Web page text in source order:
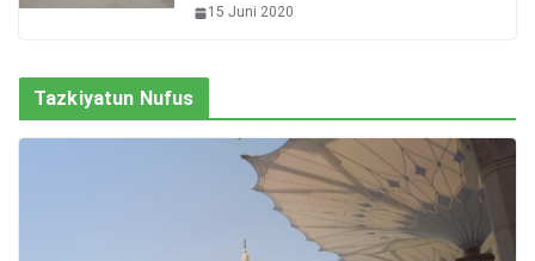
15 Juni 2020
Tazkiyatun Nufus